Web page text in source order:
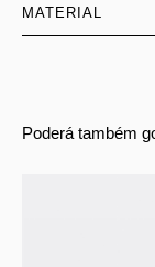
MATERIAL
Poderá também